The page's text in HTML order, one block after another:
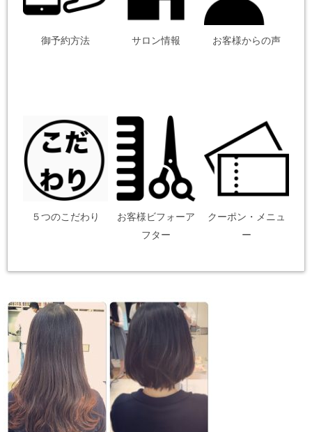
御予約方法 サロン情報 お客様からの声
５つのこだわり
お客様ビフォーア
フター
クーポン・メニュ
ー